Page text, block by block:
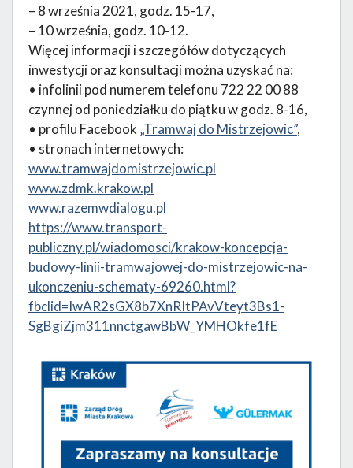
– 8 września 2021, godz. 15-17,
– 10 września, godz. 10-12.
Więcej informacji i szczegółów dotyczących
inwestycji oraz konsultacji można uzyskać na:
• infolinii pod numerem telefonu 722 22 00 88
czynnej od poniedziałku do piątku w godz. 8-16,
• profilu Facebook „Tramwaj do Mistrzejowic”,
• stronach internetowych:
www.tramwajdomistrzejowic.pl
www.zdmk.krakow.pl
www.razemwdialogu.pl
https://www.transport-
publiczny.pl/wiadomosci/krakow-koncepcja-
budowy-linii-tramwajowej-do-mistrzejowic-na-
ukonczeniu-schematy-69260.html?
fbclid=IwAR2sGX8b7XnRItPAvVteyt3Bs1-
SgBgiZjm311nnctgawBbW_YMHOkfe1fE